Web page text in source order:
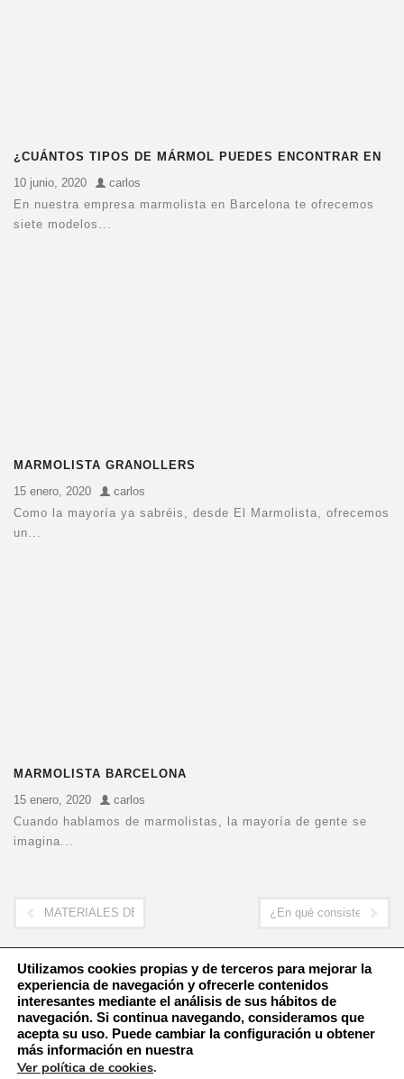
¿CUÁNTOS TIPOS DE MÁRMOL PUEDES ENCONTRAR EN
10 junio, 2020
carlos
En nuestra empresa marmolista en Barcelona te ofrecemos
siete modelos...
MARMOLISTA GRANOLLERS
15 enero, 2020
carlos
Como la mayoría ya sabréis, desde El Marmolista, ofrecemos
un...
MARMOLISTA BARCELONA
15 enero, 2020
carlos
Cuando hablamos de marmolistas, la mayoría de gente se
imagina...
MATERIALES DE ALTA CALIDAD ¿En qué consiste el
Política de Cookies
Aviso Legal – Política de Privacidad
Utilizamos cookies propias y de terceros para mejorar la
experiencia de navegación y ofrecerle contenidos
interesantes mediante el análisis de sus hábitos de
navegación. Si continua navegando, consideramos que
acepta su uso. Puede cambiar la configuración u obtener
más información en nuestra
Ver política de cookies.